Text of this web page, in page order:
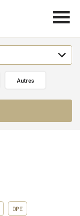
Autres
DPE